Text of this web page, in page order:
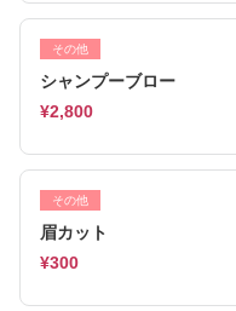
その他
シャンプーブロー
¥2,800
その他
眉カット
¥300